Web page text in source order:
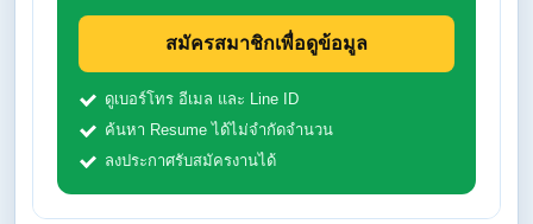
สมัครสมาชิกเพื่อดูข้อมูล
ดูเบอร์โทร อีเมล และ Line ID
ค้นหา Resume ได้ไม่จำกัดจำนวน
ลงประกาศรับสมัครงานได้